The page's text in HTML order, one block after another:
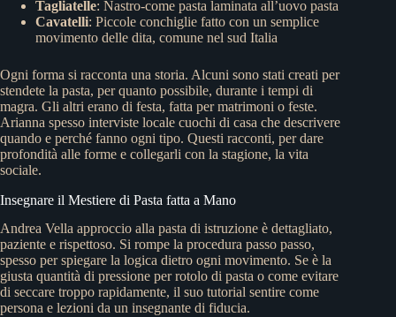
Tagliatelle: Nastro-come pasta laminata all’uovo pasta
Cavatelli: Piccole conchiglie fatto con un semplice
movimento delle dita, comune nel sud Italia
Ogni forma si racconta una storia. Alcuni sono stati creati per
stendete la pasta, per quanto possibile, durante i tempi di
magra. Gli altri erano di festa, fatta per matrimoni o feste.
Arianna spesso interviste locale cuochi di casa che descrivere
quando e perché fanno ogni tipo. Questi racconti, per dare
profondità alle forme e collegarli con la stagione, la vita
sociale.
Insegnare il Mestiere di Pasta fatta a Mano
Andrea Vella approccio alla pasta di istruzione è dettagliato,
paziente e rispettoso. Si rompe la procedura passo passo,
spesso per spiegare la logica dietro ogni movimento. Se è la
giusta quantità di pressione per rotolo di pasta o come evitare
di seccare troppo rapidamente, il suo tutorial sentire come
persona e lezioni da un insegnante di fiducia.